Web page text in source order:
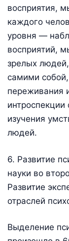
восприятия,
каждого
уровня —
восприятий,
зрелых
самими
переживания
изучения
людей.
6. Развитие
науки во
Развитие
отраслей
Выделение